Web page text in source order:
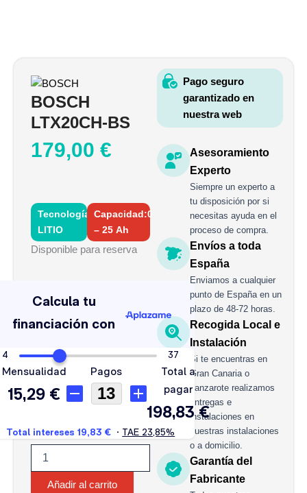
BOSCH
LTX20CH-BS
179,00 €
Tecnología:
LITIO
Capacidad:0
– 25 Ah
Disponible para reserva
BOSCH
Añadir al carrito
Asesoramiento
Experto
Siempre un experto a
tu disposición por si
necesitas ayuda en el
proceso de compra.
Envíos a toda
España
Enviamos a cualquier
punto de España en un
plazo de 48-72 horas.
Recogida Local e
Instalación
Si te encuentras en
Gran Canaria o
Lanzarote realizamos
entregas e
instalaciones en
nuestras instalaciones
o a domicilio.
Garantía del
Fabricante
Pago seguro
garantizado en
nuestra web